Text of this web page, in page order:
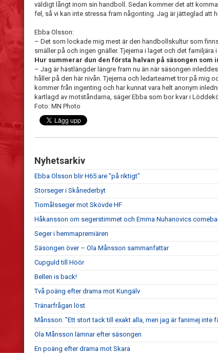
väldigt långt inom sin handboll. Sedan kommer det att
fel, så vi kan inte stressa fram någonting. Jag är jätteglad att
Ebba Olsson:
– Det som lockade mig mest är den handbollskultur som
smäller på och ingen gnäller. Tjejerna i laget och det
Hur summerar dun den första halvan på säsongen som
– Jag är hästlängder längre fram nu än när säsongen
håller på den här nivån. Tjejerna och ledarteamet tror på mig
kommer från ingenting och har kunnat vara helt anonym
kartlagd av motståndarna, säger Ebba som bor kvar i
Foto: MN Photo
Nyhetsarkiv
Ebba Olsson blir H65:are "på riktigt"
Storseger i Skånederbyt
Tiomålsseger mot Skövde HF
Håkansson om segerstimmet och Emma Nuhanovics
Seger i hemmapremiären
Säsongen över – Ola Månsson sammanfattar
Cupguld till Höör
Bellen is back!
Två poäng efter drama mot Kungälv
Tränarfrågan löst
Månsson: "Ett stort tack till exakt alla, men jag är fanimej inte
Ola Månsson lämnar efter säsongen
En poäng efter drama mot Skara